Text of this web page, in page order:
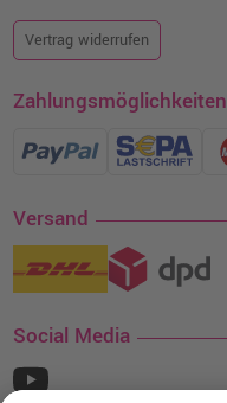
Vertrag widerrufen
Zahlungsmöglichkeiten
Versand
Social Media